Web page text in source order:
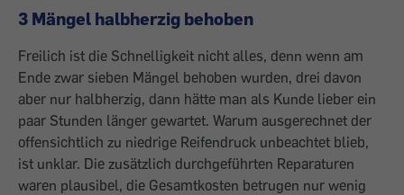
3 Mängel halbherzig behoben
Freilich ist die Schnelligkeit nicht alles, denn wenn am
Ende zwar sieben Mängel behoben wurden, drei davon
aber nur halbherzig, dann hätte man als Kunde lieber ein
paar Stunden länger gewartet. ­Warum ausgerechnet der
offensichtlich zu niedrige Reifendruck unbeachtet blieb,
ist ­unklar. Die zusätzlich durchgeführten Reparaturen
waren plausibel, die Gesamtkosten betrugen nur wenig